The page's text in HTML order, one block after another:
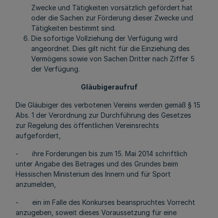
Zwecke und Tätigkeiten vorsätzlich gefördert hat
oder die Sachen zur Förderung dieser Zwecke und
Tätigkeiten bestimmt sind.
Die sofortige Vollziehung der Verfügung wird
angeordnet. Dies gilt nicht für die Einziehung des
Vermögens sowie von Sachen Dritter nach Ziffer 5
der Verfügung.
Gläubigeraufruf
Die Gläubiger des verbotenen Vereins werden gemäß § 15
Abs. 1 der Verordnung zur Durchführung des Gesetzes
zur Regelung des öffentlichen Vereinsrechts
aufgefordert,
- ihre Forderungen bis zum 15. Mai 2014 schriftlich
unter Angabe des Betrages und des Grundes beim
Hessischen Ministerium des Innern und für Sport
anzumelden,
- ein im Falle des Konkurses beanspruchtes Vorrecht
anzugeben, soweit dieses Voraussetzung für eine